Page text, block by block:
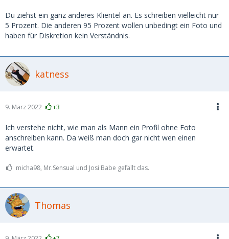
Du ziehst ein ganz anderes Klientel an. Es schreiben vielleicht nur
5 Prozent. Die anderen 95 Prozent wollen unbedingt ein Foto und
haben für Diskretion kein Verständnis.
katness
9. März 2022 +3
Ich verstehe nicht, wie man als Mann ein Profil ohne Foto
anschreiben kann. Da weiß man doch gar nicht wen einen
erwartet.
micha98, Mr.Sensual und Josi Babe gefällt das.
Thomas